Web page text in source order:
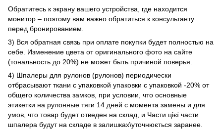
Обратитесь к экрану вашего устройства, где находится
монитор – поэтому вам важно обратиться к консультанту
перед бронированием.
3) Вся обратная связь при оплате покупки будет полностью на
себе. Изменение цвета от оригинального фото на сайте
(тональность до 20%) не может быть причиной поверья.
4) Шпалеры для рулонов (рулонов) периодически
отбрасывают ткани с упаковкой упаковки с упаковкой -20% от
общего количества замков, при условии, что основные
этикетки на рулонные тяги 14 дней с момента замены и для
умов, что товар будет отведен на склад, и Части цієї части
шпалера будут на складе в залишках\уточнюється заранее.